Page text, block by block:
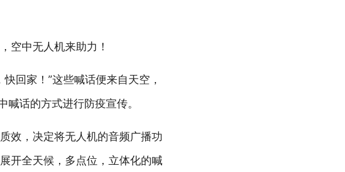
空中无人机来助力！
回家！”这些喊话便来自天空，
话的方式进行防疫宣传。
效，决定将无人机的音频广播功
开全天候，多点位，立体化的喊